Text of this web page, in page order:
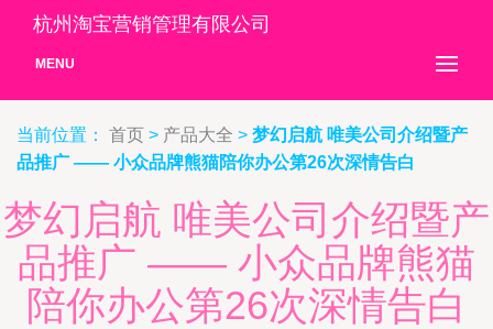
杭州淘宝营销管理有限公司
MENU
当前位置： 首页 > 产品大全 > 梦幻启航 唯美公司介绍暨产
品推广 —— 小众品牌熊猫陪你办公第26次深情告白
梦幻启航 唯美公司介绍暨产
品推广 —— 小众品牌熊猫
陪你办公第26次深情告白